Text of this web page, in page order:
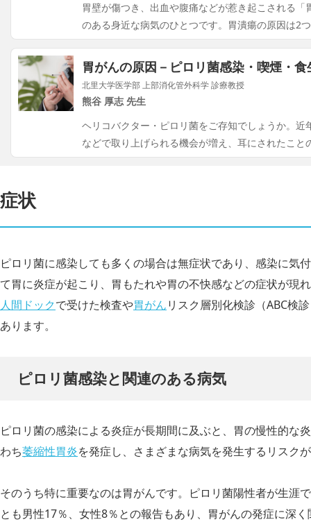
胃壁が傷つき、出血や腹痛などが惹き起こされる
のある身近な病気のひとつです。胃潰瘍の原因は2
胃がんの原因－ピロリ菌感染・喫煙・
北里大学医学部 上部消化管外科学 診療教授
熊谷 厚志 先生
ヘリコバクター・ピロリ菌をご存知でしょうか。
などで取り上げられる機会が増え、耳にされたこと
症状
ピロリ菌に感染しても多くの場合は無症状であり、感染に気
て胃に炎症が起こり、胃もたれや胃の不快感などの症状が現
人間ドックで受けた検査や胃がんリスク層別化検診（ABC検
あります。
ピロリ菌感染と関連のある病気
ピロリ菌の感染による炎症が長期間に及ぶと、胃の慢性的な
わち萎縮性胃炎を発症し、さまざまな病気を発生するリスク
そのうち特に重要なのは胃がんです。ピロリ菌陽性者が生涯
とも男性17％、女性8％との報告もあり、胃がんの発症に深